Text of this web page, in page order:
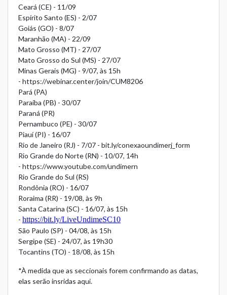
Ceará (CE) - 11/09
Espírito Santo (ES) - 2/07
Goiás (GO) - 8/07
Maranhão (MA) - 22/09
Mato Grosso (MT) - 27/07
Mato Grosso do Sul (MS) - 27/07
Minas Gerais (MG) - 9/07, às 15h
- https://webinar.center/join/CUM8206
Pará (PA)
Paraíba (PB) - 30/07
Paraná (PR)
Pernambuco (PE) - 30/07
Piauí (PI) - 16/07
Rio de Janeiro (RJ) - 7/07 - bit.ly/conexaoundimerj_form
Rio Grande do Norte (RN) - 10/07, 14h
- https://www.youtube.com/undimern
Rio Grande do Sul (RS)
Rondônia (RO) - 16/07
Roraima (RR) - 19/08, às 9h
Santa Catarina (SC) - 16/07, às 15h
- https://bit.ly/LiveUndimeSC10
São Paulo (SP) - 04/08, às 15h
Sergipe (SE) - 24/07, às 19h30
Tocantins (TO) - 18/08, às 15h
*À medida que as seccionais forem confirmando as datas,
elas serão insridas aqui.